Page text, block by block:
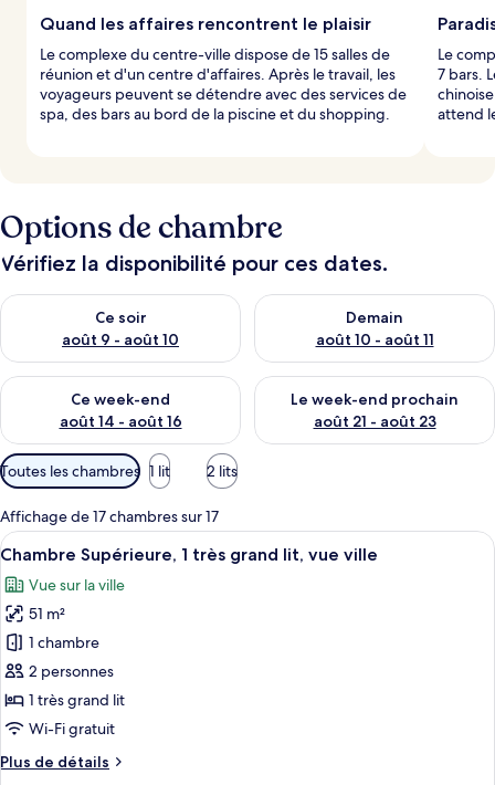
Quand les affaires rencontrent le plaisir
Le complexe du centre-ville dispose de 15 salles de
réunion et d'un centre d'affaires. Après le travail, les
voyageurs peuvent se détendre avec des services de
spa, des bars au bord de la piscine et du shopping.
Le
7 bars.
attend
Options de chambre
Vérifiez la disponibilité pour ces dates.
Ce soir
août 9 - août 10
Vérifier la disponibilité pour ce soir août 9 - août 10
Demain
août 10 - août 11
Vérifier la disponibilité pour
Ce week-end
août 14 - août 16
Vérifier la disponibilité pour ce week-end août 14 - août 16
Le week-end prochain
août 21 - août 23
Vérifier la disponibilité pour
Filtres
disponibles
pour
les
chambres
Toutes les chambres 1 lit 2 lits
Affichage de 17 chambres sur 17
Afficher
toutes
les
photos
pour
ce
type
de
chambre :
Chambre
Une chambre d’hôtel avec un
4
Chambre Supérieure, 1 très grand lit, vue ville
Vue sur la ville
51 m²
1 chambre
2 personnes
1 très grand lit
Wi-Fi gratuit
Plus de détails
Plus